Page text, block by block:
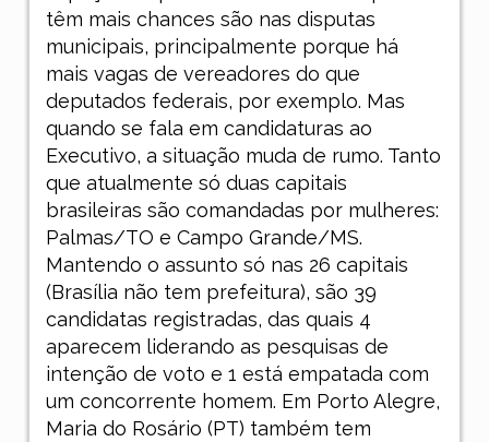
têm mais chances são nas disputas
municipais, principalmente porque há
mais vagas de vereadores do que
deputados federais, por exemplo. Mas
quando se fala em candidaturas ao
Executivo, a situação muda de rumo. Tanto
que atualmente só duas capitais
brasileiras são comandadas por mulheres:
Palmas/TO e Campo Grande/MS.
Mantendo o assunto só nas 26 capitais
(Brasília não tem prefeitura), são 39
candidatas registradas, das quais 4
aparecem liderando as pesquisas de
intenção de voto e 1 está empatada com
um concorrente homem. Em Porto Alegre,
Maria do Rosário (PT) também tem